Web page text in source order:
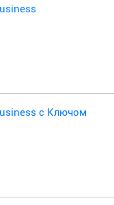
с Ключом